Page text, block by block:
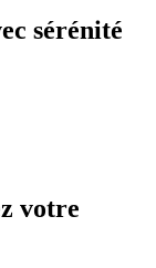
sérénité
votre